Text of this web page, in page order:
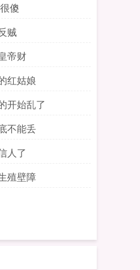
傻
贼
帝财
红姑娘
开始乱了
不能丢
人了
殖壁障